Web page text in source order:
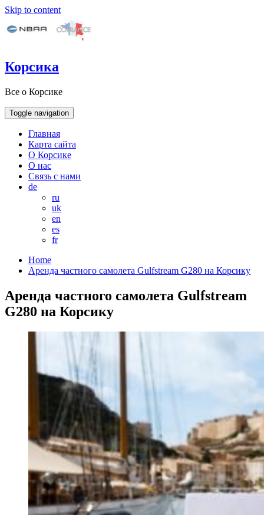
Skip to content
Корсика
Все о Корсике
Toggle navigation
Главная
Карта сайта
О Корсике
О нас
Связь с нами
de
ru
uk
en
es
fr
Home
Аренда частного самолета Gulfstream G280 на Корсику
Аренда частного самолета Gulfstream
G280 на Корсику